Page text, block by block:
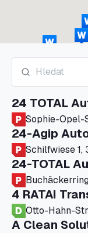
24 TOTAL
Sophie-Opel-
24-Agip
Schilfwiese 1,
24-TOTAL
4 RATAI
A Clean